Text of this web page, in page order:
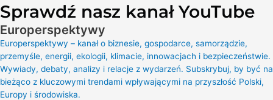
Sprawdź nasz kanał YouTube
Europerspektywy
Europerspektywy – kanał o biznesie, gospodarce, samorządzie,
przemyśle, energii, ekologii, klimacie, innowacjach i bezpieczeństwie.
Wywiady, debaty, analizy i relacje z wydarzeń. Subskrybuj, by być na
bieżąco z kluczowymi trendami wpływającymi na przyszłość Polski,
Europy i środowiska.